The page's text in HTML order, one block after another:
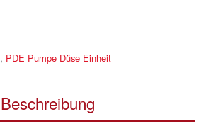
, PDE Pumpe Düse Einheit
Beschreibung